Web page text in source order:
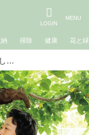
掃除 健康 花と緑
食材や季節に合わせて楽しむ「葉っぱ」のおもてなし／横山タカ子さんの“美しい葉使い”